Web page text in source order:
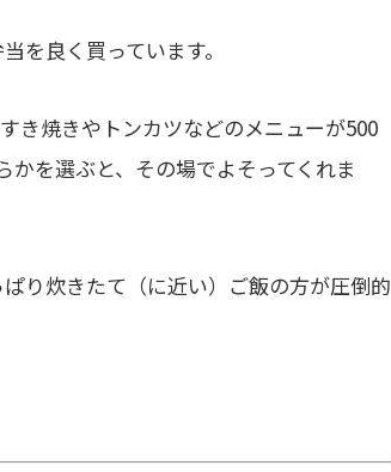
を良く買っています。
き焼きやトンカツなどのメニューが500
を選ぶと、その場でよそってくれま
り炊きたて（に近い）ご飯の方が圧倒的